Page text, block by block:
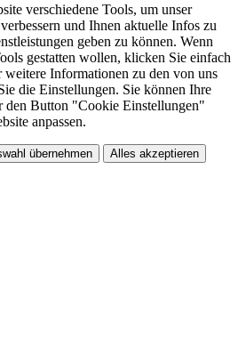
verschiedene Tools, um unser
und Ihnen aktuelle Infos zu
geben zu können. Wenn
gestatten wollen, klicken Sie einfach
weitere Informationen zu den von uns
die Einstellungen. Sie können Ihre
den Button "Cookie Einstellungen"
anpassen.
übernehmen Alles akzeptieren